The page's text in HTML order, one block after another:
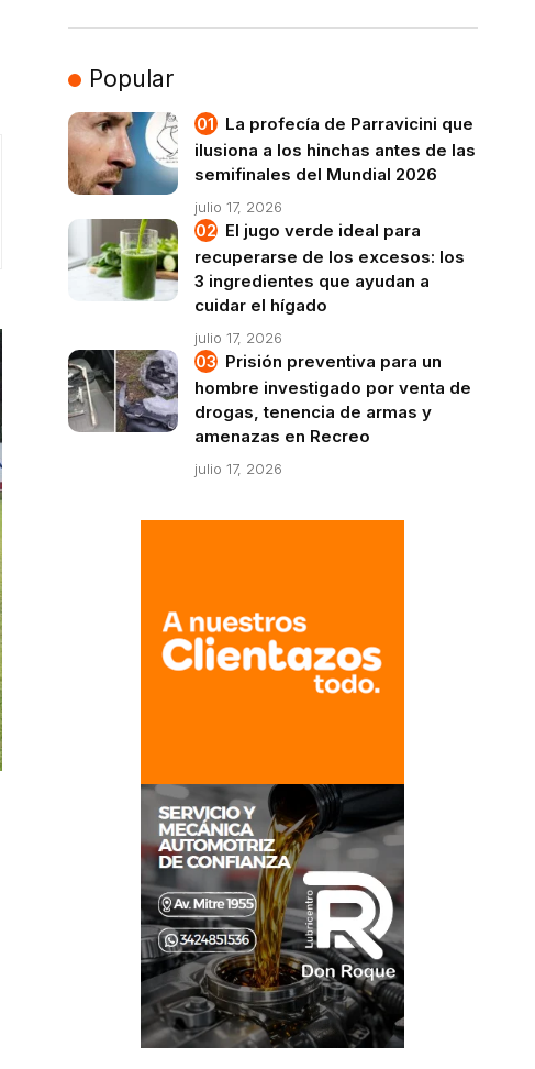
Popular
La profecía de Parravicini que
ilusiona a los hinchas antes de las
semifinales del Mundial 2026
julio 17, 2026
El jugo verde ideal para
recuperarse de los excesos: los
3 ingredientes que ayudan a
cuidar el hígado
julio 17, 2026
Prisión preventiva para un
hombre investigado por venta de
drogas, tenencia de armas y
amenazas en Recreo
julio 17, 2026